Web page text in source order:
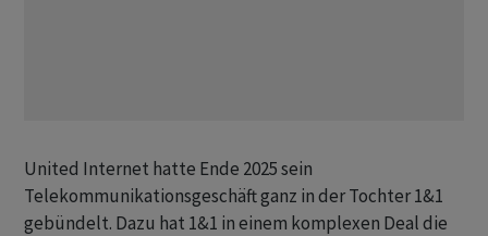
United Internet hatte Ende 2025 sein
Telekommunikationsgeschäft ganz in der Tochter 1&1
gebündelt. Dazu hat 1&1 in einem komplexen Deal die